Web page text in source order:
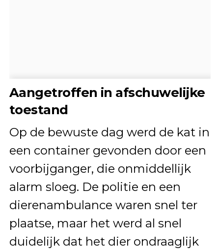
Aangetroffen in afschuwelijke
toestand
Op de bewuste dag werd de kat in
een container gevonden door een
voorbijganger, die onmiddellijk
alarm sloeg. De politie en een
dierenambulance waren snel ter
plaatse, maar het werd al snel
duidelijk dat het dier ondraaglijk